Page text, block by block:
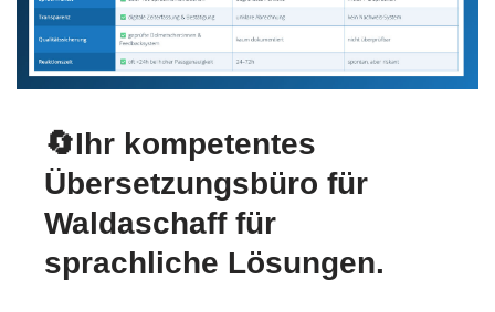
🔄Ihr kompetentes
Übersetzungsbüro für
Waldaschaff für
sprachliche Lösungen.